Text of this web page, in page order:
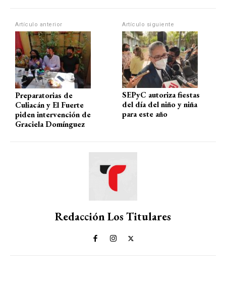
p
k
Artículo anterior
Preparatorias de
Culiacán y El Fuerte
piden intervención de
Graciela Domínguez
Artículo siguiente
SEPyC autoriza fiestas
del día del niño y niña
para este año
Redacción Los Titulares